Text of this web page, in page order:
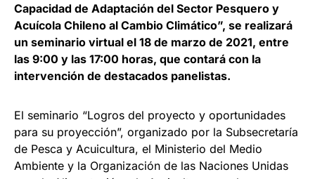
Capacidad de Adaptación del Sector Pesquero y
Acuícola Chileno al Cambio Climático”, se realizará
un seminario virtual el 18 de marzo de 2021, entre
las 9:00 y las 17:00 horas, que contará con la
intervención de destacados panelistas.
El seminario “Logros del proyecto y oportunidades
para su proyección”, organizado por la Subsecretaría
de Pesca y Acuicultura, el Ministerio del Medio
Ambiente y la Organización de las Naciones Unidas